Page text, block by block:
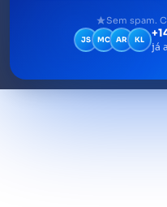
que o líder lidera a
liderar times,
negócio, empresas,
Sem spam.
JS MC AR KL
já